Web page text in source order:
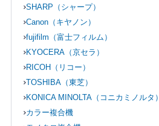
SHARP（シャープ）
Canon（キヤノン）
fujifilm（富士フィルム）
KYOCERA（京セラ）
RICOH（リコー）
TOSHIBA（東芝）
KONICA MINOLTA（コニカミノルタ）
カラー複合機